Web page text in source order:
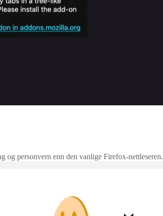
og personvern enn den vanlige Firefox-nettleseren.